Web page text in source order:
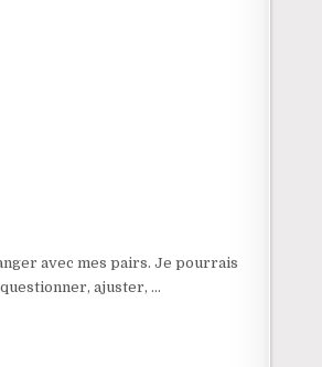
avec mes pairs. Je pourrais
ajuster, …